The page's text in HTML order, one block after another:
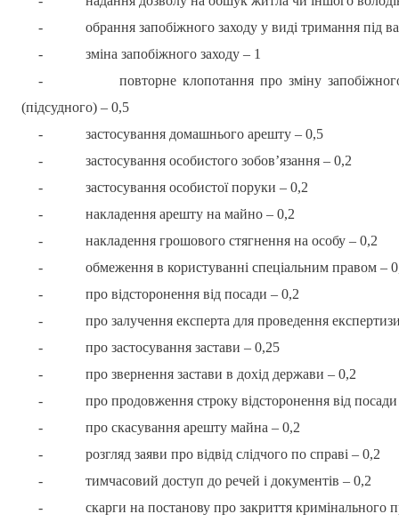
-
обрання запобіжного заходу у виді тримання під
-
зміна запобіжного заходу – 1
-
повторне клопотання про зміну
(підсудного) – 0,5
-
застосування домашнього арешту – 0,5
-
застосування особистого зобов’язання – 0,2
-
застосування особистої поруки – 0,2
-
накладення арешту на майно – 0,2
-
накладення грошового стягнення на особу – 0,2
-
обмеження в користуванні спеціальним правом –
-
про відсторонення від посади – 0,2
-
про залучення експерта для проведення
-
про застосування застави – 0,25
-
про звернення застави в дохід держави – 0,2
-
про продовження строку відсторонення від
-
про скасування арешту майна – 0,2
-
розгляд заяви про відвід слідчого по справі – 0,2
-
тимчасовий доступ до речей і документів – 0,2
-
скарги на постанову про закриття кримінального